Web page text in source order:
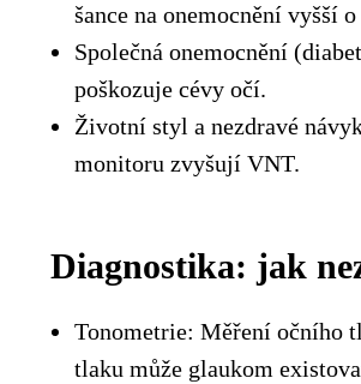
šance na onemocnění vyšší
Společná onemocnění
poškozuje cévy očí.
Životní styl a nezdravé
monitoru zvyšují VNT.
Diagnostika: jak
Tonometrie: Měření očního
tlaku může glaukom